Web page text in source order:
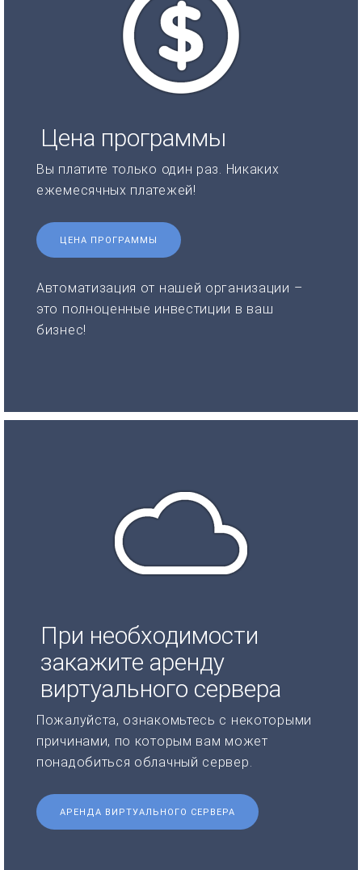
Цена программы
Вы платите только один раз. Никаких
ежемесячных платежей!
ЦЕНА ПРОГРАММЫ
Автоматизация от нашей организации –
это полноценные инвестиции в ваш
бизнес!
При необходимости
закажите аренду
виртуального сервера
Пожалуйста, ознакомьтесь с некоторыми
причинами, по которым вам может
понадобиться облачный сервер.
АРЕНДА ВИРТУАЛЬНОГО СЕРВЕРА